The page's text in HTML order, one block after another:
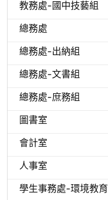
教務處-國中技藝組
總務處
總務處-出納組
總務處-文書組
總務處-庶務組
圖書室
會計室
人事室
學生事務處-環境教育